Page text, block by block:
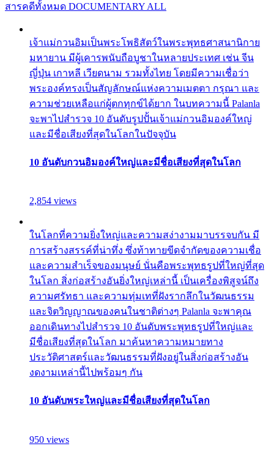
สารคดีทั้งหมด DOCUMENTARY ALL
เจ้าแม่กวนอิมเป็นพระโพธิสัตว์ในพระพุทธศาสนานิกาย
มหายาน มีผู้เคารพนับถือบูชาในหลายประเทศ เช่น จีน
ญี่ปุ่น เกาหลี เวียดนาม รวมทั้งไทย โดยมีความเชื่อว่า
พระองค์ทรงเป็นสัญลักษณ์แห่งความเมตตา กรุณา และ
ความช่วยเหลือแก่ผู้ตกทุกข์ได้ยาก ในบทความนี้ Palanla
จะพาไปสำรวจ 10 อันดับรูปปั้นเจ้าแม่กวนอิมองค์ใหญ่
และมีชื่อเสียงที่สุดในโลกในปัจจุบัน
10 อันดับกวนอิมองค์ใหญ่และมีชื่อเสียงที่สุดในโลก
2,854 views
ในโลกที่ความยิ่งใหญ่และความสง่างามมาบรรจบกัน มี
การสร้างสรรค์ที่น่าทึ่ง ซึ่งท้าทายขีดจำกัดของความเชื่อ
และความสำเร็จของมนุษย์ นั่นคือพระพุทธรูปที่ใหญ่ที่สุด
ในโลก สิ่งก่อสร้างอันยิ่งใหญ่เหล่านี้ เป็นเครื่องพิสูจน์ถึง
ความศรัทธา และความทุ่มเทที่ฝังรากลึกในวัฒนธรรม
และจิตวิญญาณของคนในชาติต่างๆ Palanla จะพาคุณ
ออกเดินทางไปสำรวจ 10 อันดับพระพุทธรูปที่ใหญ่และ
มีชื่อเสียงที่สุดในโลก มาค้นหาความหมายทาง
ประวัติศาสตร์และวัฒนธรรมที่ฝังอยู่ในสิ่งก่อสร้างอัน
งดงามเหล่านี้ไปพร้อมๆ กัน
10 อันดับพระใหญ่และมีชื่อเสียงที่สุดในโลก
950 views